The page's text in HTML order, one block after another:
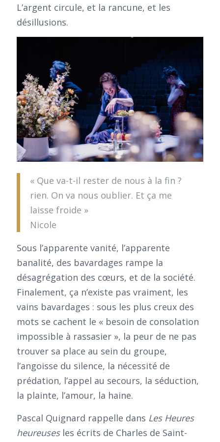
L’argent circule, et la rancune, et les
désillusions.
« Que va-t-il rester de nous à la fin ?
rien. On va nous oublier. Et ça me
laisse froide »
Nicole
Sous l’apparente vanité, l’apparente
banalité, des bavardages rampe la
désagrégation des cœurs, et de la société.
Finalement, ça n’existe pas vraiment, les
vains bavardages : sous les plus creux des
mots se cachent le « besoin de consolation
impossible à rassasier », la peur de ne pas
trouver sa place au sein du groupe,
l’angoisse du silence, la nécessité de
prédation, l’appel au secours, la séduction,
la plainte, l’amour, la haine.
Pascal Quignard rappelle dans Les Heures
heureusesles écrits de Charles de Saint-